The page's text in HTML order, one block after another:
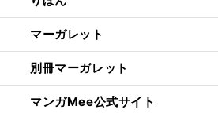
マーガレット
別冊マーガレット
マンガMee公式サイト